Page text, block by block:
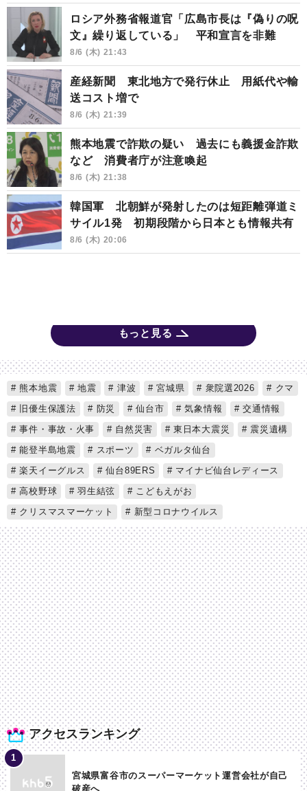
ロシア外務省報道官「広島市長は『偽りの呪
文』繰り返している」 平和宣言を非難
8/6 (木) 21:43
産経新聞 東北地方で発行休止 用紙代や輸
送コスト増で
8/6 (木) 21:39
熊本地震で詐欺の疑い 過去にも義援金詐欺
など 消費者庁が注意喚起
8/6 (木) 21:38
韓国軍 北朝鮮が発射したのは短距離弾道ミ
サイル1発 初期段階から日本とも情報共有
8/6 (木) 20:06
もっと見る
アクセスランキング
宮城県富谷市のスーパーマーケット運営会社が自己
破産へ
熊本地震 地震 津波 宮城県 衆院選2026
クマ
旧優生保護法
防災 仙台市 気象情報
交通情報
事件・事故・火事
自然災害 東日本大震災
震災遺構
能登半島地震
スポーツ
ベガルタ仙台
楽天イーグルス
仙台89ERS
マイナビ仙台レディース
高校野球
羽生結弦
こどもえがお
クリスマスマーケット
新型コロナウイルス